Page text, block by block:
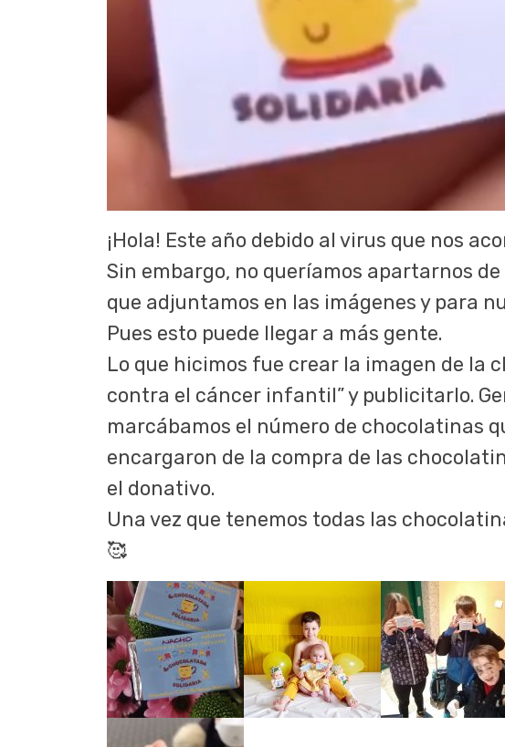
¡Hola! Este año debido al virus que nos
Sin embargo, no queríamos apartarnos
que adjuntamos en las imágenes y para
Pues esto puede llegar a más gente.
Lo que hicimos fue crear la imagen de la
contra el cáncer infantil” y publicitarlo.
marcábamos el número de chocolatinas
encargaron de la compra de las
el donativo.
Una vez que tenemos todas las
🥰